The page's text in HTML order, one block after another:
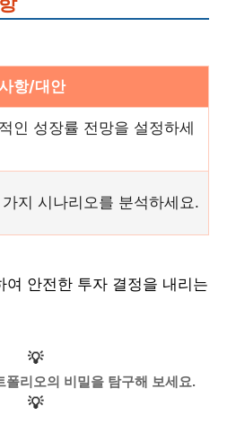
항/대안
인 성장률 전망을 설정하세
지 시나리오를 분석하세요.
여 안전한 투자 결정을 내리는
💡
폴리오의 비밀을 탐구해 보세요.
💡